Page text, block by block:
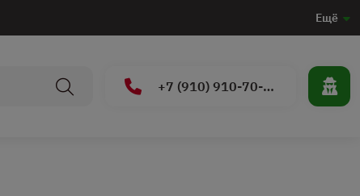
Ещё
+7 (910) 910-70-15